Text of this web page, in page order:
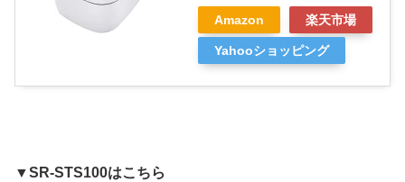
Amazon 楽天市場
Yahooショッピング
▼SR-STS100はこちら